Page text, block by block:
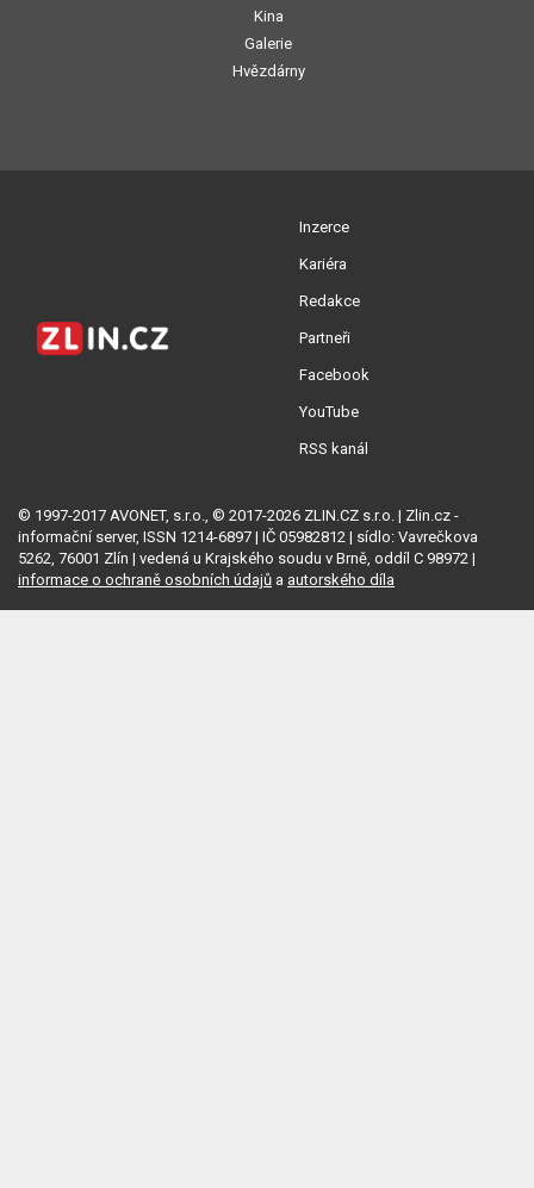
Kina
Galerie
Hvězdárny
Inzerce
Kariéra
Redakce
Partneři
Facebook
YouTube
RSS kanál
© 1997-2017 AVONET, s.r.o., © 2017-2026 ZLIN.CZ s.r.o. | Zlin.cz -
informační server, ISSN 1214-6897 | IČ 05982812 | sídlo: Vavrečkova
5262, 76001 Zlín | vedená u Krajského soudu v Brně, oddíl C 98972 |
informace o ochraně osobních údajů a autorského díla